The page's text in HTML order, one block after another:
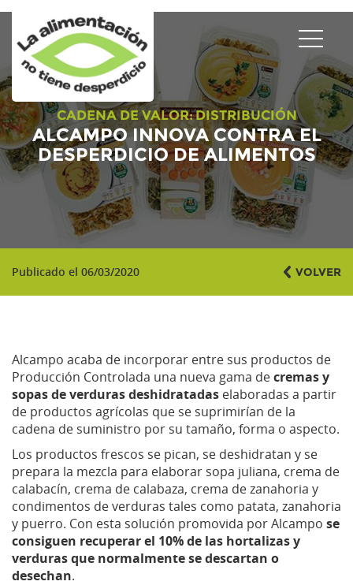
CADENA DE VALOR:DISTRIBUCIÓN
ALCAMPO INNOVA CONTRA EL
DESPERDICIO DE ALIMENTOS
Publicado el 06/03/2020 VOLVER
Alcampo acaba de incorporar entre sus productos de
Producción Controlada una nueva gama decremas y
sopas de verduras deshidratadas elaboradas a partir
de productos agrícolas que se suprimirían de la
cadena de suministro por su tamaño, forma o aspecto.
Los productos frescos se pican, se deshidratan y se
prepara la mezcla para elaborar sopa juliana, crema de
calabacín, crema de calabaza, crema de zanahoria y
condimentos de verduras tales como patata, zanahoria
y puerro. Con esta solución promovida por Alcampo se
consiguen recuperar el 10% de las hortalizas y
verduras que normalmente se descartan o
desechan.